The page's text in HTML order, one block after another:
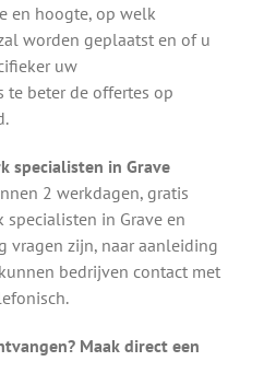
en hoogte, op welk
worden geplaatst en of u
uw
te beter de offertes op
specialisten in Grave
2 werkdagen, gratis
in Grave en
vragen zijn, naar aanleiding
bedrijven contact met
Maak direct een